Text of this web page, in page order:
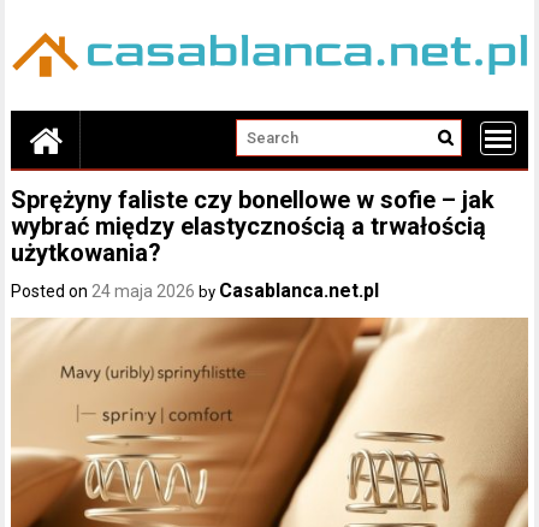
content
Sprężyny faliste czy bonellowe w sofie – jak
wybrać między elastycznością a trwałością
użytkowania?
Posted on 24 maja 2026 by Casablanca.net.pl